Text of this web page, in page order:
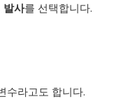
발사를 선택합니다.
수라고도 합니다.